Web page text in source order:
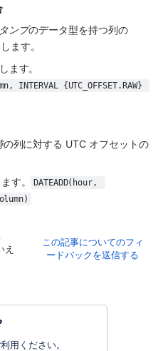
ンプのデータ型を持つ列の
ます。
ます。
INTERVAL {UTC_OFFSET.RAW}
の列に対する UTC オフセットの
す。
DATEADD(hour,
え
この記事についてのフィ
ードバックを送信する
用ください。